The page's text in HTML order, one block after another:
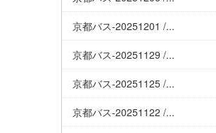
京都バス-20251201 /...
京都バス-20251129 /...
京都バス-20251125 /...
京都バス-20251122 /...